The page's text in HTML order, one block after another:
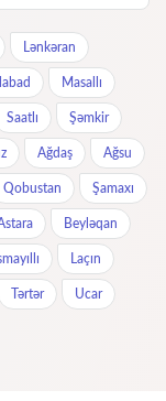
Lənkəran
Masallı
Saatlı Şəmkir
Ağdaş Ağsu
Qobustan Şamaxı
Beyləqan
Laçın
Tərtər Ucar